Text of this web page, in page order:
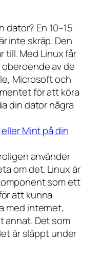
dator? En 10–15
inte skräp. Den
till. Med Linux får
av de
Microsoft och
för att köra
din dator några
Mint på din
använder
om det. Linux är
som ett
att kunna
med internet,
annat. Det som
är släppt under